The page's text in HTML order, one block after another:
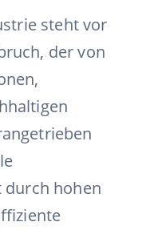
steht vor
der von
hohen